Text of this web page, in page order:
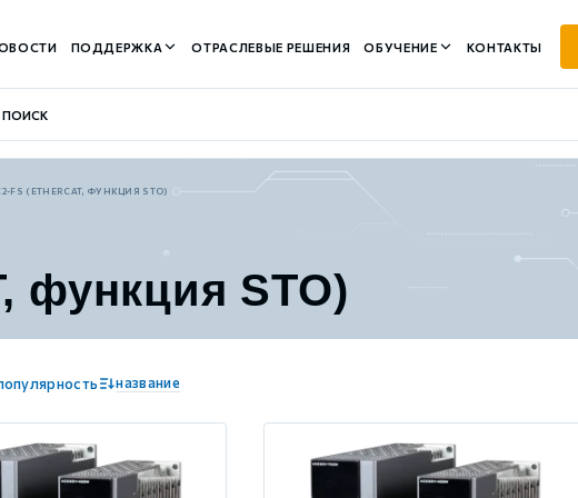
ПОДДЕРЖКА ОТРАСЛЕВЫЕ РЕШЕНИЯ ОБУЧЕНИЕ КОНТАКТЫ
FS (ETHERCAT, ФУНКЦИЯ STO)
функция STO)
название